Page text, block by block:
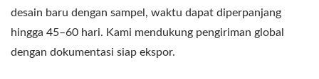
desain baru dengan sampel, waktu dapat diperpanjang
hingga 45–60 hari. Kami mendukung pengiriman global
dengan dokumentasi siap ekspor.